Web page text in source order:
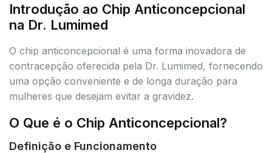
Introdução ao Chip Anticoncepcional
na Dr. Lumimed
O chip anticoncepcional é uma forma inovadora de
contracepção oferecida pela Dr. Lumimed, fornecendo
uma opção conveniente e de longa duração para
mulheres que desejam evitar a gravidez.
O Que é o Chip Anticoncepcional?
Definição e Funcionamento